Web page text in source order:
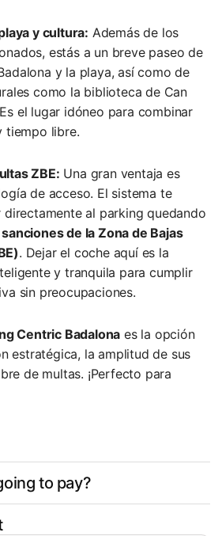
y cultura: Además de los
estás a un breve paseo de
y la playa, así como de
como la biblioteca de Can
el lugar idóneo para combinar
tiempo libre.
ZBE: Una gran ventaja es
de acceso. El sistema te
directamente al parking quedando
de la Zona de Bajas
. Dejar el coche aquí es la
y tranquila para cumplir
sin preocupaciones.
Centric Badalona es la opción
estratégica, la amplitud de sus
de multas. ¡Perfecto para
to pay?